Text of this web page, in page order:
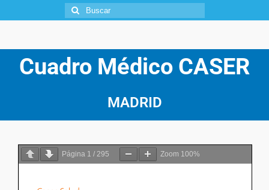
Cuadro Médico CASER
MADRID
Página 1 / 295 Zoom 100%